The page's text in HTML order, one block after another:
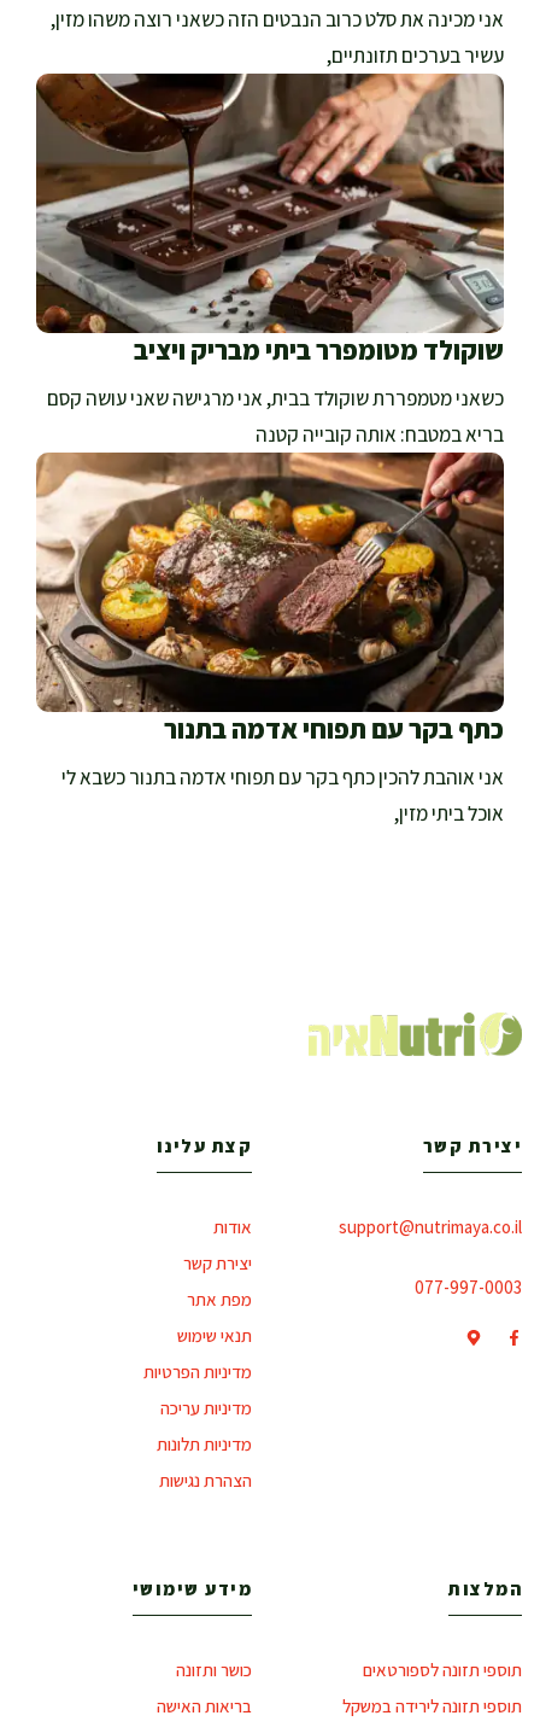
אני מכינה את סלט כרוב הנבטים הזה כשאני רוצה משהו מזין,
עשיר בערכים תזונתיים,
שוקולד מטומפרר ביתי מבריק ויציב
כשאני מטמפררת שוקולד בבית, אני מרגישה שאני עושה קסם
בריא במטבח: אותה קובייה קטנה
כתף בקר עם תפוחי אדמה בתנור
אני אוהבת להכין כתף בקר עם תפוחי אדמה בתנור כשבא לי
אוכל ביתי מזין,
יצירת קשר
support@nutrimaya.co.il
077-997-0003
קצת עלינו
אודות
יצירת קשר
מפת אתר
תנאי שימוש
מדיניות הפרטיות
מדיניות עריכה
מדיניות תלונות
הצהרת נגישות
המלצות
תוספי תזונה לספורטאים
תוספי תזונה לירידה במשקל
מידע שימושי
כושר ותזונה
בריאות האישה